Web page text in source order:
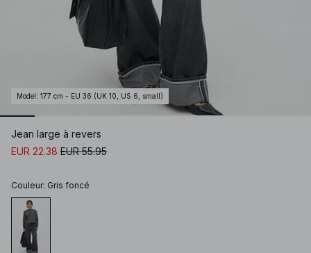
Model : 177 cm - EU 36 (UK 10, US 6, small)
Jean large à revers
EUR 22.38 EUR 55.95
Couleur: Gris foncé